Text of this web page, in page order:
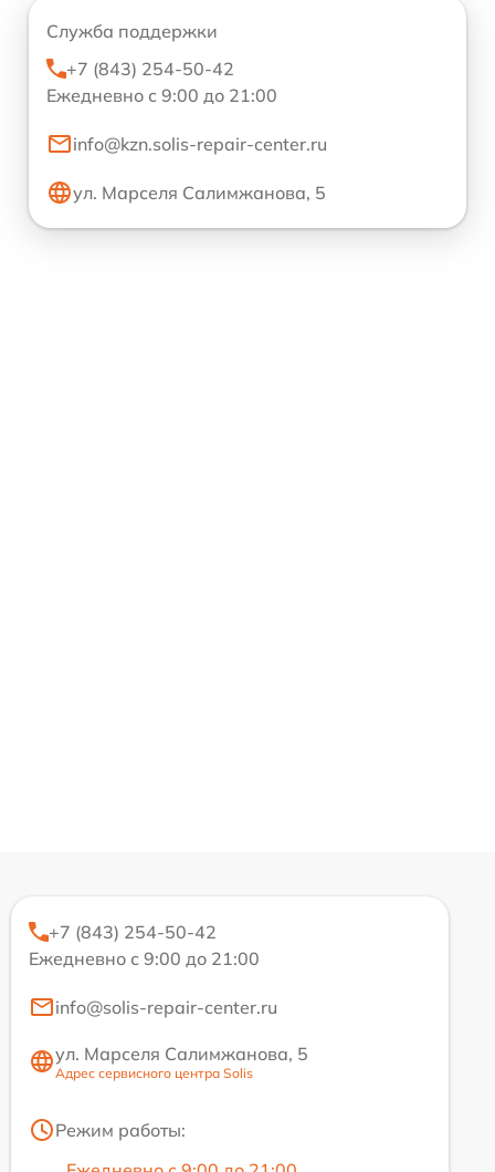
Служба поддержки
+7 (843) 254-50-42
Ежедневно с 9:00 до 21:00
info@kzn.solis-repair-center.ru
ул. Марселя Салимжанова, 5
+7 (843) 254-50-42
Ежедневно с 9:00 до 21:00
info@solis-repair-center.ru
ул. Марселя Салимжанова, 5
Адрес сервисного центра Solis
Режим работы: